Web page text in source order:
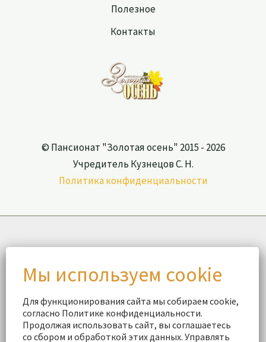
Полезное
Контакты
© Пансионат "Золотая осень" 2015 - 2026
Учредитель Кузнецов С. Н.
Политика конфиденциальности
Для функционирования сайта мы собираем cookie,
согласно Политике конфиденциальности.
Продолжая использовать сайт, вы соглашаетесь
со сбором и обработкой этих данных. Управлять